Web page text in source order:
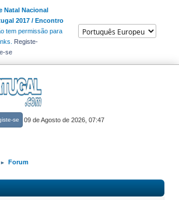
Natal Nacional
2017 / Encontro
tem permissão para
Registe-
se
09 de Agosto de 2026, 07:47
se
► Forum